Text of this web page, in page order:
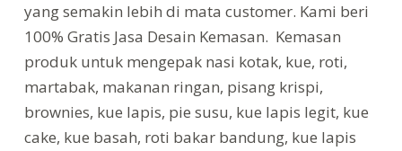
yang semakin lebih di mata customer. Kami beri
100% Gratis Jasa Desain Kemasan. Kemasan
produk untuk mengepak nasi kotak, kue, roti,
martabak, makanan ringan, pisang krispi,
brownies, kue lapis, pie susu, kue lapis legit, kue
cake, kue basah, roti bakar bandung, kue lapis